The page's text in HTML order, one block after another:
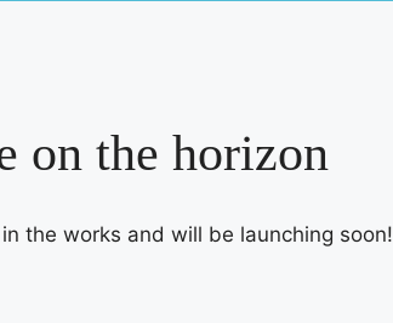
on the horizon
the works and will be launching soon!